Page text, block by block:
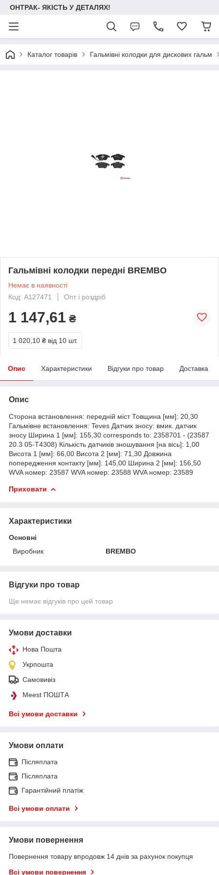
ОНТРАК- ЯКІСТЬ У ДЕТАЛЯХ!
Каталог товарів Гальмівні колодки для дискових гальм
Гальмівні колодки передні BREMBO
Немає в наявності
Код: A127471
Опт і роздріб
1 147,61 ₴
1 020,10 ₴ від 10 шт.
Опис Характеристики Відгуки про товар Доставка
Опис
Сторона встановлення: передній міст Товщина [мм]: 20,30
Гальмівне встановлення: Teves Датчик зносу: вмик. датчик
зносу Ширина 1 [мм]: 155,30 corresponds to: 2358701 - (23587
20.3 05-T4308) Кількість датчиків зношування [на вісь]: 1,00
Висота 1 [мм]: 66,00 Висота 2 [мм]: 71,30 Довжина
попередження контакту [мм]: 145,00 Ширина 2 [мм]: 156,50
WVA номер: 23587 WVA номер: 23588 WVA номер: 23589
Приховати
Характеристики
Основні
Виробник
BREMBO
Відгуки про товар
Ще немає відгуків про цей товар
Умови доставки
Нова Пошта
Укрпошта
Самовивіз
Meest ПОШТА
Всі умови доставки
Умови оплати
Післяплата
Післяплата
Гарантійний платіж
Всі умови оплати
Умови повернення
Повернення товару впродовж 14 днів за рахунок покупця
Всі умови повернення